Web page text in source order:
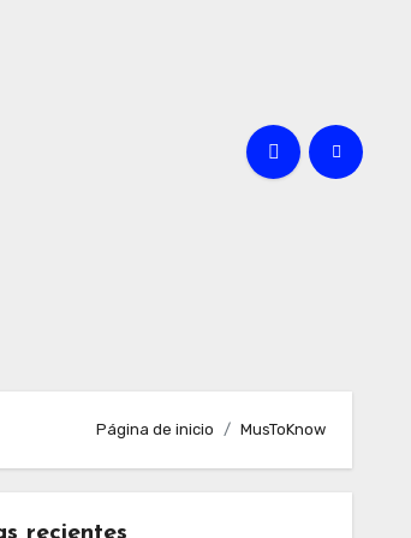
Página de inicio MusToKnow
recientes